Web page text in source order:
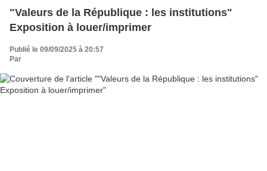
"Valeurs de la République : les institutions"
Exposition à louer/imprimer
Publié le 09/09/2025 à 20:57
Par